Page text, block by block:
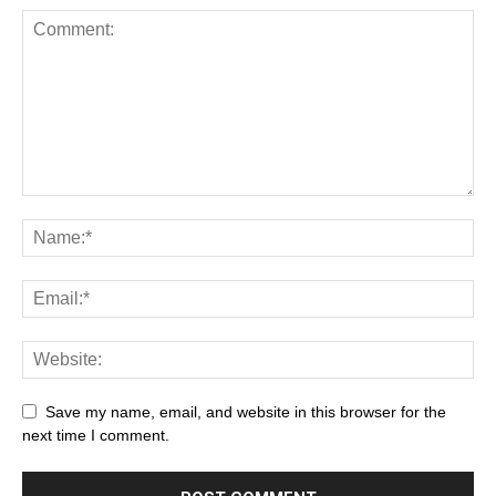
Save my name, email, and website in this browser for the
next time I comment.